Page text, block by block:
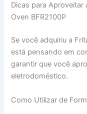
Dicas para Aproveitar
Oven BFR2100P
Se você adquiriu a
está pensando em
garantir que você
eletrodoméstico.
Como Utilizar de